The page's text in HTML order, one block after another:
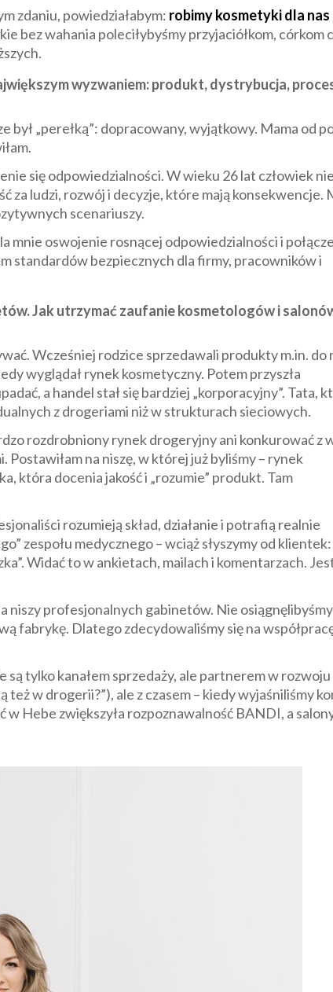
zdaniu, powiedziałabym: robimy kosmetyki dla nas
bez wahania poleciłybyśmy przyjaciółkom, córkom
wyzwaniem: produkt, dystrybucja,
był „perełką”: dopracowany, wyjątkowy. Mama od
się odpowiedzialności. W wieku 26 lat człowiek
za ludzi, rozwój i decyzje, które mają konsekwencje.
scenariuszy.
mnie oswojenie rosnącej odpowiedzialności i
standardów bezpiecznych dla firmy, pracowników i
Jak utrzymać zaufanie kosmetologów i
Wcześniej rodzice sprzedawali produkty m.in. do
wyglądał rynek kosmetyczny. Potem przyszła
a handel stał się bardziej „korporacyjny”. Tata,
z drogeriami niż w strukturach sieciowych.
rozdrobniony rynek drogeryjny ani konkurować z
na niszę, w której już byliśmy – rynek
która docenia jakość i „rozumie” produkt. Tam
rozumieją skład, działanie i potrafią realnie
zespołu medycznego – wciąż słyszymy od klientek:
Widać to w ankietach, mailach i komentarzach.
niszy profesjonalnych gabinetów. Nie
fabrykę. Dlatego zdecydowaliśmy się na
tylko kanałem sprzedaży, ale partnerem w rozwoju
w drogerii?”), ale z czasem – kiedy wyjaśniliśmy
w Hebe zwiększyła rozpoznawalność BANDI, a